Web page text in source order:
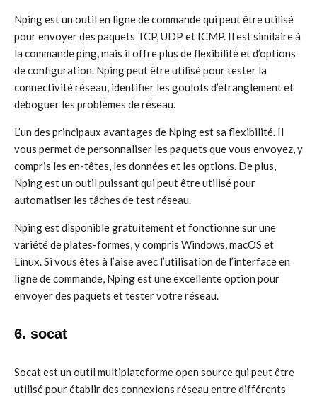
Nping est un outil en ligne de commande qui peut être utilisé
pour envoyer des paquets TCP, UDP et ICMP. Il est similaire à
la commande ping, mais il offre plus de flexibilité et d’options
de configuration. Nping peut être utilisé pour tester la
connectivité réseau, identifier les goulots d’étranglement et
déboguer les problèmes de réseau.
L’un des principaux avantages de Nping est sa flexibilité. Il
vous permet de personnaliser les paquets que vous envoyez, y
compris les en-têtes, les données et les options. De plus,
Nping est un outil puissant qui peut être utilisé pour
automatiser les tâches de test réseau.
Nping est disponible gratuitement et fonctionne sur une
variété de plates-formes, y compris Windows, macOS et
Linux. Si vous êtes à l’aise avec l’utilisation de l’interface en
ligne de commande, Nping est une excellente option pour
envoyer des paquets et tester votre réseau.
6. socat
Socat est un outil multiplateforme open source qui peut être
utilisé pour établir des connexions réseau entre différents